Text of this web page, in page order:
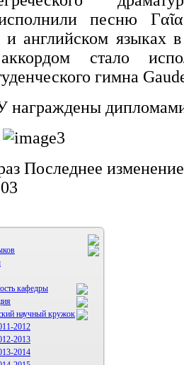
песню
и английском языках
стало
гимна
Последнее
кафедры
научный кружок
2012
2013
2014